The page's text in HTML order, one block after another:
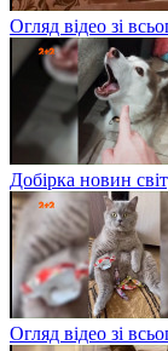
Огляд відео зі
Добірка новин
Огляд відео зі